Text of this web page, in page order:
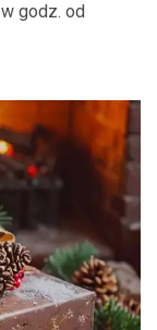
godz. od